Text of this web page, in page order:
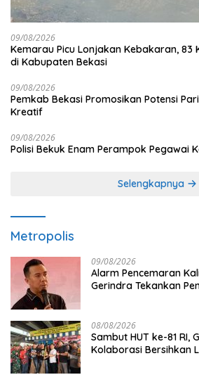
09/08/2026
Kemarau Picu Lonjakan Kebakaran, 83
di Kabupaten Bekasi
09/08/2026
Pemkab Bekasi Promosikan Potensi
Kreatif
09/08/2026
Polisi Bekuk Enam Perampok Pegawai
Selengkapnya
Metropolis
09/08/2026
Alarm Pencemaran
Gerindra Tekankan
08/08/2026
Sambut HUT ke-81 RI,
Kolaborasi Bersihkan